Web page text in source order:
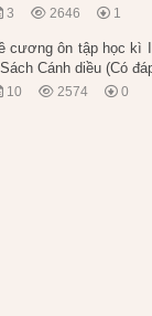
3 2646 1
cương ôn tập học kì
Cánh diều (Có
10 2574 0